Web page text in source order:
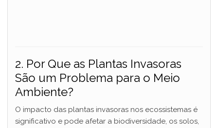
2. Por Que as Plantas Invasoras
São um Problema para o Meio
Ambiente?
O impacto das plantas invasoras nos ecossistemas é
significativo e pode afetar a biodiversidade, os solos,